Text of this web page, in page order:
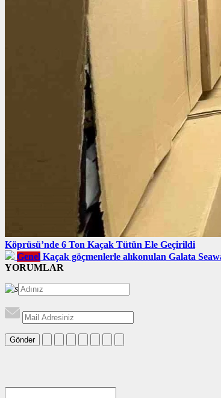
Köprüsü’nde 6 Ton Kaçak Tütün Ele Geçirildi
Genel Kaçak göçmenlerle alıkonulan Galata
YORUMLAR
Gönder